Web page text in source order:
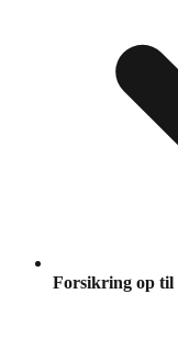
Forsikring op til